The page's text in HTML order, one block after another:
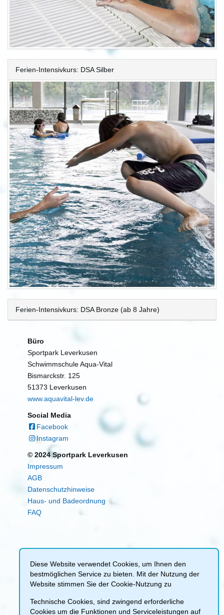
Ferien-Intensivkurs: DSA Silber
Ferien-Intensivkurs: DSA Bronze (ab 8 Jahre)
Büro
Sportpark Leverkusen
Schwimmschule Aqua-Vital
Bismarckstr. 125
51373 Leverkusen
www.aquavital-lev.de
Social Media
Facebook
Instagram
© 2024 Sportpark Leverkusen
Impressum
AGB
Datenschutzhinweise
Haus- und Badeordnung
FAQ
Diese Website verwendet Cookies, um Ihnen den
bestmöglichen Service zu bieten. Mit der Nutzung der
Website stimmen Sie der Cookie-Nutzung zu
Technische Cookies, sind zwingend erforderliche
Cookies um die Funktionen und Serviceleistungen auf